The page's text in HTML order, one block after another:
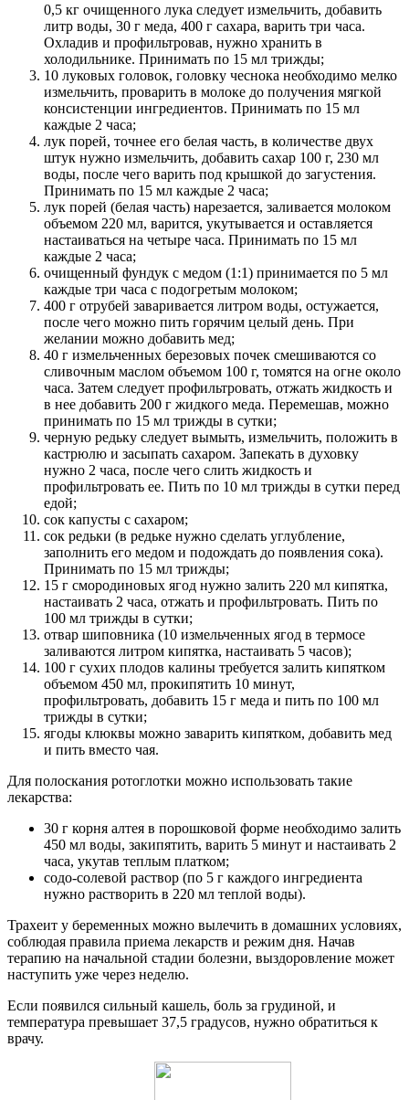
0,5 кг очищенного лука следует измельчить, добавить
литр воды, 30 г меда, 400 г сахара, варить три часа.
Охладив и профильтровав, нужно хранить в
холодильнике. Принимать по 15 мл трижды;
10 луковых головок, головку чеснока необходимо мелко
измельчить, проварить в молоке до получения мягкой
консистенции ингредиентов. Принимать по 15 мл
каждые 2 часа;
лук порей, точнее его белая часть, в количестве двух
штук нужно измельчить, добавить сахар 100 г, 230 мл
воды, после чего варить под крышкой до загустения.
Принимать по 15 мл каждые 2 часа;
лук порей (белая часть) нарезается, заливается молоком
объемом 220 мл, варится, укутывается и оставляется
настаиваться на четыре часа. Принимать по 15 мл
каждые 2 часа;
очищенный фундук с медом (1:1) принимается по 5 мл
каждые три часа с подогретым молоком;
400 г отрубей заваривается литром воды, остужается,
после чего можно пить горячим целый день. При
желании можно добавить мед;
40 г измельченных березовых почек смешиваются со
сливочным маслом объемом 100 г, томятся на огне около
часа. Затем следует профильтровать, отжать жидкость и
в нее добавить 200 г жидкого меда. Перемешав, можно
принимать по 15 мл трижды в сутки;
черную редьку следует вымыть, измельчить, положить в
кастрюлю и засыпать сахаром. Запекать в духовку
нужно 2 часа, после чего слить жидкость и
профильтровать ее. Пить по 10 мл трижды в сутки перед
едой;
сок капусты с сахаром;
сок редьки (в редьке нужно сделать углубление,
заполнить его медом и подождать до появления сока).
Принимать по 15 мл трижды;
15 г смородиновых ягод нужно залить 220 мл кипятка,
настаивать 2 часа, отжать и профильтровать. Пить по
100 мл трижды в сутки;
отвар шиповника (10 измельченных ягод в термосе
заливаются литром кипятка, настаивать 5 часов);
100 г сухих плодов калины требуется залить кипятком
объемом 450 мл, прокипятить 10 минут,
профильтровать, добавить 15 г меда и пить по 100 мл
трижды в сутки;
ягоды клюквы можно заварить кипятком, добавить мед
и пить вместо чая.
Для полоскания ротоглотки можно использовать такие
лекарства:
30 г корня алтея в порошковой форме необходимо залить
450 мл воды, закипятить, варить 5 минут и настаивать 2
часа, укутав теплым платком;
содо-солевой раствор (по 5 г каждого ингредиента
нужно растворить в 220 мл теплой воды).
Трахеит у беременных можно вылечить в домашних условиях,
соблюдая правила приема лекарств и режим дня. Начав
терапию на начальной стадии болезни, выздоровление может
наступить уже через неделю.
Если появился сильный кашель, боль за грудиной, и
температура превышает 37,5 градусов, нужно обратиться к
врачу.